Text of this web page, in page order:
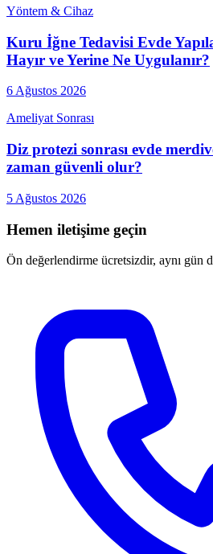
Yöntem & Cihaz
Kuru İğne Tedavisi Evde
Hayır ve Yerine Ne Uygulanır?
6 Ağustos 2026
Ameliyat Sonrası
Diz protezi sonrası evde
zaman güvenli olur?
5 Ağustos 2026
Hemen iletişime geçin
Ön değerlendirme ücretsizdir, aynı gün